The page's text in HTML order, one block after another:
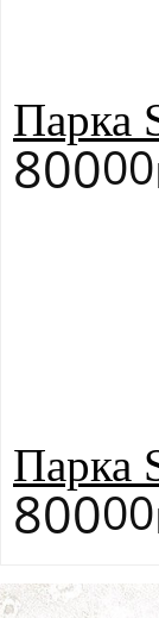
Парка
80000
Парка
80000